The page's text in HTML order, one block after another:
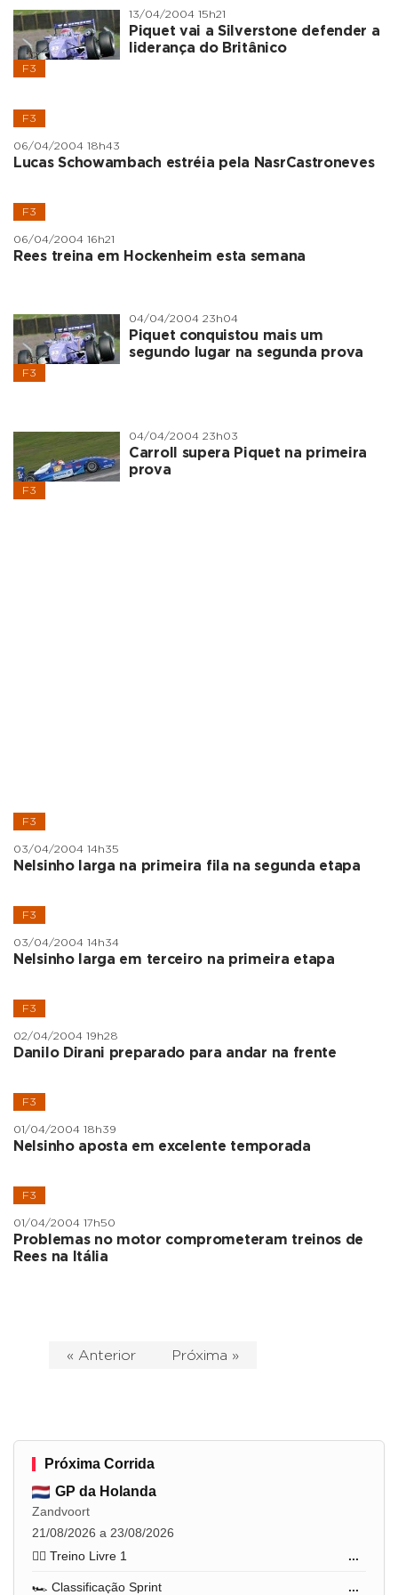
F3
13/04/2004 15h21
Piquet vai a Silverstone defender a
liderança do Britânico
F3
06/04/2004 18h43
Lucas Schowambach estréia pela NasrCastroneves
F3
06/04/2004 16h21
Rees treina em Hockenheim esta semana
F3
04/04/2004 23h04
Piquet conquistou mais um
segundo lugar na segunda prova
F3
04/04/2004 23h03
Carroll supera Piquet na primeira
prova
F3
03/04/2004 14h35
Nelsinho larga na primeira fila na segunda etapa
F3
03/04/2004 14h34
Nelsinho larga em terceiro na primeira etapa
F3
02/04/2004 19h28
Danilo Dirani preparado para andar na frente
F3
01/04/2004 18h39
Nelsinho aposta em excelente temporada
F3
01/04/2004 17h50
Problemas no motor comprometeram treinos de
Rees na Itália
« Anterior Próxima »
Próxima Corrida
GP da Holanda
Zandvoort
21/08/2026 a 23/08/2026
🏋️‍♂️ Treino Livre 1
...
🏎️ Classificação Sprint ...